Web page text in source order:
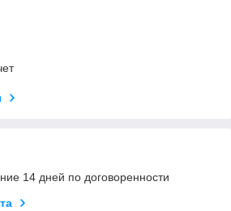
14 дней по договоренности